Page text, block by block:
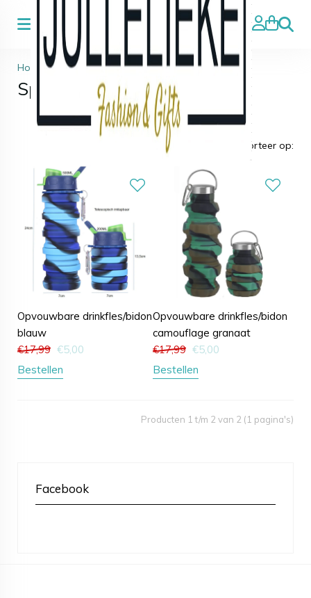
Zoeken
Home > Speciale aanbiedingen
Speciale aanbiedingen
Sorteer op:
Opvouwbare drinkfles/bidon
blauw
€17,99 €5,00
Bestellen
Opvouwbare drinkfles/bidon
camouflage granaat
€17,99 €5,00
Bestellen
Producten 1 t/m 2 van 2 (1 pagina's)
Facebook